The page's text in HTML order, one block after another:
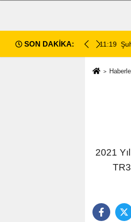
SON DAKİKA:
değerlendirildi 11:18
2021